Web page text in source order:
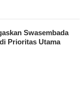
Swasembada
Prioritas Utama